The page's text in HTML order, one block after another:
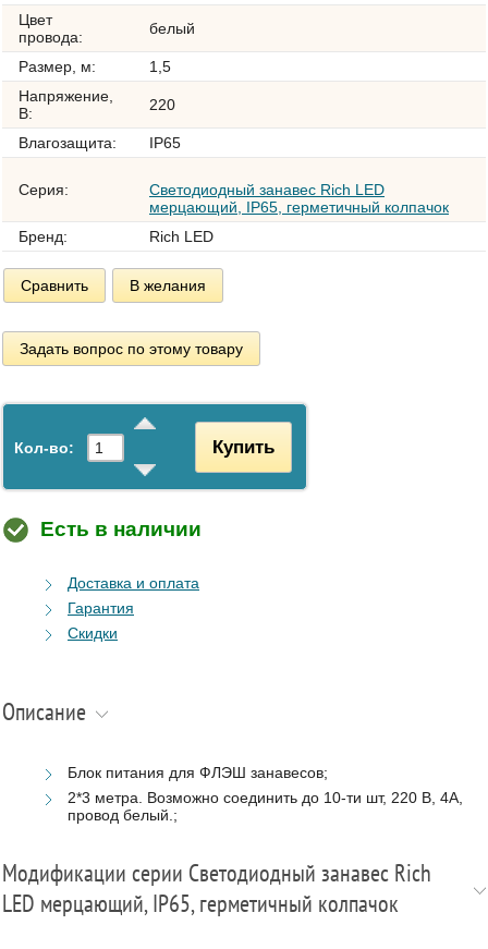
Цвет
провода:
белый
Размер, м:
1,5
Напряжение,
В:
220
Влагозащита: IP65
Серия:
Светодиодный занавес Rich LED
мерцающий, IP65, герметичный колпачок
Бренд:
Rich LED
Сравнить В желания
Задать вопрос по этому товару
Кол-во: Купить
Есть в наличии
Доставка и оплата
Гарантия
Скидки
Описание
Блок питания для ФЛЭШ занавесов;
2*3 метра. Возможно соединить до 10-ти шт, 220 В, 4А,
провод белый.;
Модификации серии Светодиодный занавес Rich
LED мерцающий, IP65, герметичный колпачок